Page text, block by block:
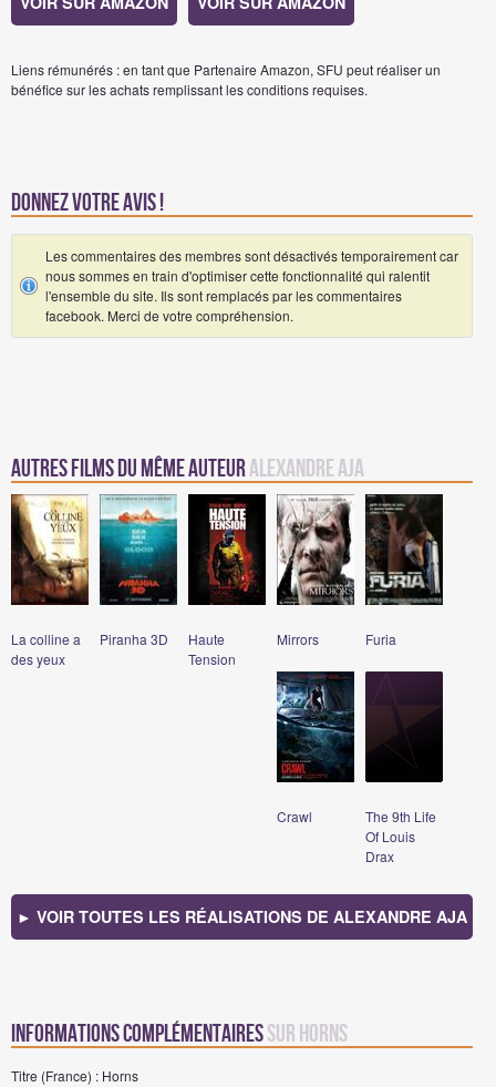
Liens rémunérés : en tant que Partenaire Amazon, SFU peut réaliser un
bénéfice sur les achats remplissant les conditions requises.
Donnez votre avis !
Les commentaires des membres sont désactivés temporairement car
nous sommes en train d'optimiser cette fonctionnalité qui ralentit
l'ensemble du site. Ils sont remplacés par les commentaires
facebook. Merci de votre compréhension.
Autres Films du même auteurAlexandre Aja
La colline a
des yeux
Piranha 3D
Haute
Tension
Mirrors Furia
Crawl
The 9th Life
Of Louis
Drax
► VOIR TOUTES LES RÉALISATIONS DE ALEXANDRE AJA
Informations complémentairessur Horns
Titre (France) : Horns